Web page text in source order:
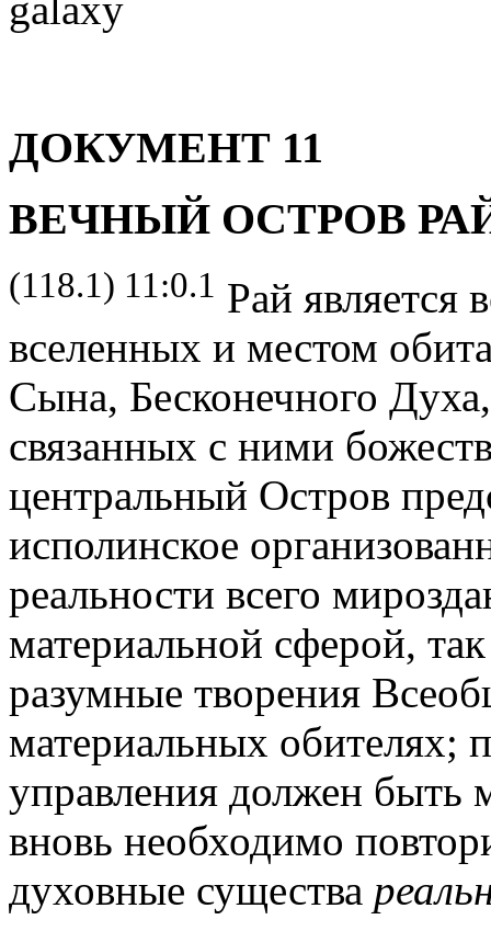
ДОКУМЕНТ 11
ВЕЧНЫЙ ОСТРОВ
(118.1) 11:0.1 Рай является
вселенных и местом
Сына, Бесконечного
связанных с ними
центральный Остров
исполинское
реальности всего
материальной сферой,
разумные творения
материальных обителях;
управления должен
вновь необходимо
духовные существа